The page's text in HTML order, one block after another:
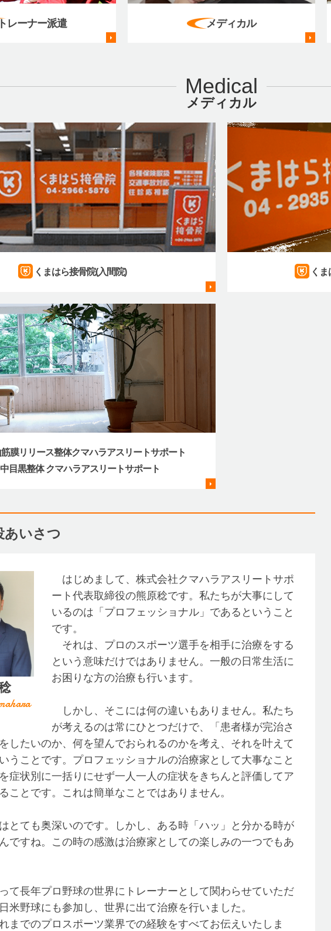
レーナー派遣 メディカル
Medical
メディカル
くまはら接骨院(入間院) く
膜リリース整体クマハラアスリートサポート
中目黒整体 クマハラアスリートサポート
あいさつ
はじめまして、株式会社クマハラアスリートサポ
ート代表取締役の熊原稔です。私たちが大事にして
いるのは「プロフェッショナル」であるということ
です。
それは、プロのスポーツ選手を相手に治療をする
という意味だけではありません。一般の日常生活に
お困りな方の治療も行います。
しかし、そこには何の違いもありません。私たち
が考えるのは常にひとつだけで、「患者様が完治さ
したいのか、何を望んでおられるのかを考え、それを叶えて
うことです。プロフェッショナルの治療家として大事なこと
症状別に一括りにせず一人一人の症状をきちんと評価してア
ことです。これは簡単なことではありません。
とても奥深いのです。しかし、ある時「ハッ」と分かる時が
ですね。この時の感激は治療家としての楽しみの一つでもあ
て長年プロ野球の世界にトレーナーとして関わらせていただ
米野球にも参加し、世界に出て治療を行いました。
までのプロスポーツ業界での経験をすべてお伝えいたしま